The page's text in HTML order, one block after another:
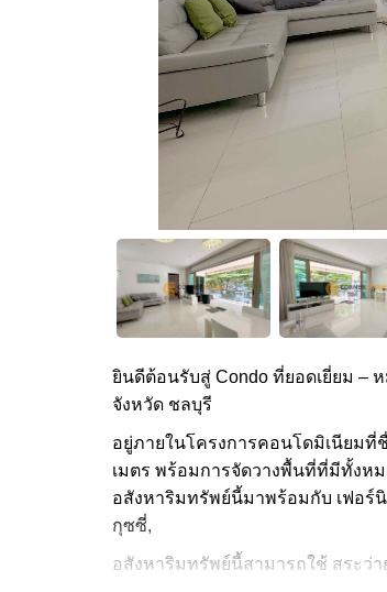
ยินดีต้อนรับสู่ Condo ที่ยอดเยี่ยม –
จังหวัด ชลบุรี
อยู่ภายในโครงการคอนโดมิเนียมที่
เมตร พร้อมการจัดวางพื้นที่ที่มีทั้งห
อสังหาริมทรัพย์นี้มาพร้อมกับ เฟอร์นิ
กุซซี่,
อสังหาริมทรัพย์นี้สามารถใช้ สระว่า